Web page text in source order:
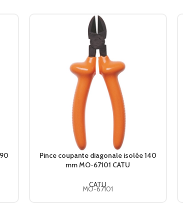
Pince coupante diagonale isolée 140
mm MO-67101 CATU
CATU
MO-67101